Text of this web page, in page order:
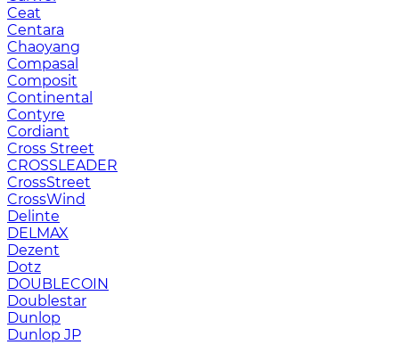
Ceat
Centara
Chaoyang
Compasal
Composit
Continental
Contyre
Cordiant
Cross Street
CROSSLEADER
CrossStreet
CrossWind
Delinte
DELMAX
Dezent
Dotz
DOUBLECOIN
Doublestar
Dunlop
Dunlop JP